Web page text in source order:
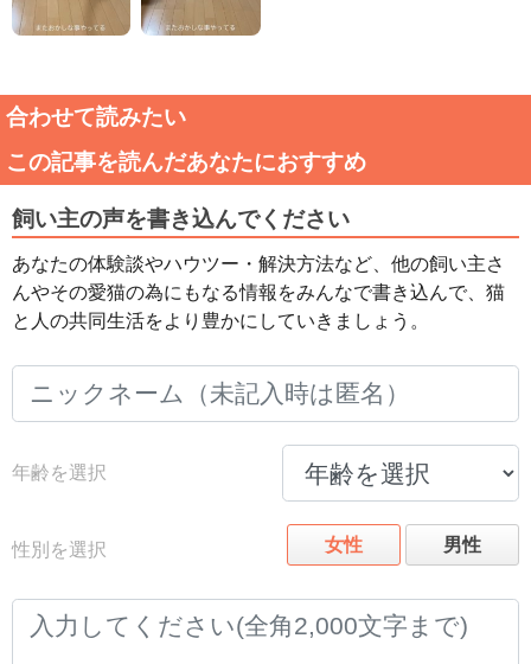
合わせて読みたい
この記事を読んだあなたにおすすめ
飼い主の声を書き込んでください
あなたの体験談やハウツー・解決方法など、他の飼い主さ
んやその愛猫の為にもなる情報をみんなで書き込んで、猫
と人の共同生活をより豊かにしていきましょう。
年齢を選択
性別を選択 女性 男性